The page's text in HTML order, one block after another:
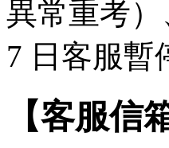
異常重考
7 日客服暫
【客服信